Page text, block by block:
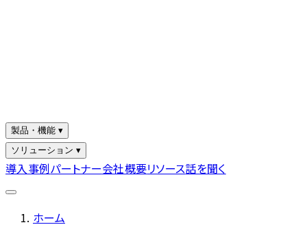
製品・機能 ▾
ソリューション ▾
導入事例パートナー会社概要リソース話を聞く
ホーム